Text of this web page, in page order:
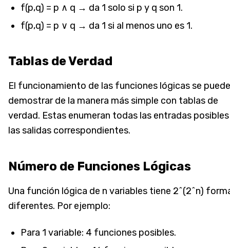
f(p,q) = p ∧ q → da 1 solo si p y q son 1.
f(p,q) = p ∨ q → da 1 si al menos uno es 1.
Tablas de Verdad
El funcionamiento de las funciones lógicas se puede
demostrar de la manera más simple con tablas de
verdad. Estas enumeran todas las entradas
las salidas correspondientes.
Número de Funciones Lógicas
Una función lógica de n variables tiene 2^(2^n)
diferentes. Por ejemplo:
Para 1 variable: 4 funciones posibles.